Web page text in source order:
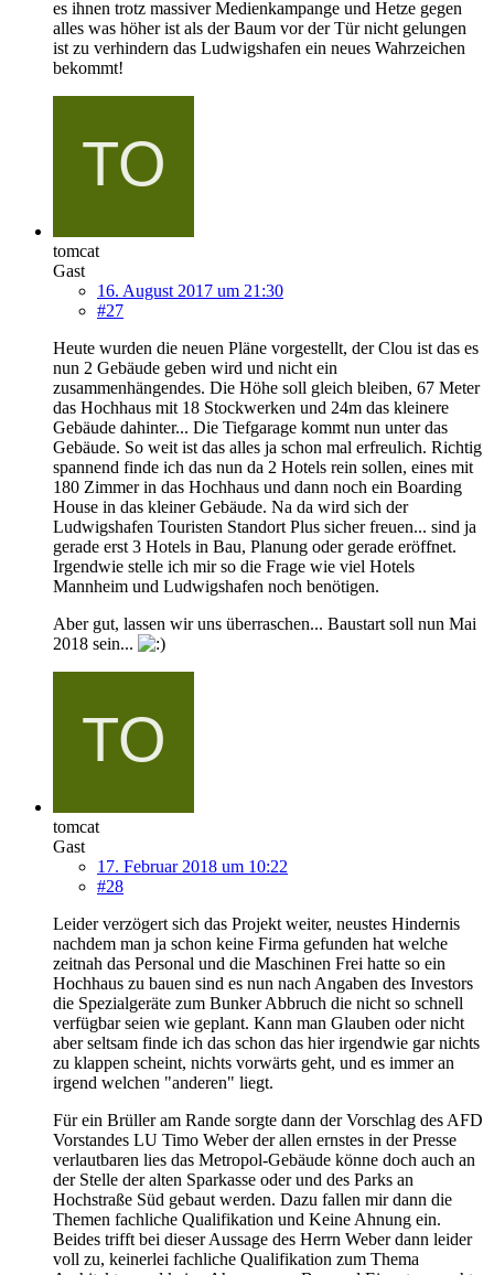
es ihnen trotz massiver Medienkampange und Hetze gegen
alles was höher ist als der Baum vor der Tür nicht gelungen
ist zu verhindern das Ludwigshafen ein neues Wahrzeichen
bekommt!
tomcat
Gast
16. August 2017 um 21:30
#27
Heute wurden die neuen Pläne vorgestellt, der Clou ist das es
nun 2 Gebäude geben wird und nicht ein
zusammenhängendes. Die Höhe soll gleich bleiben, 67 Meter
das Hochhaus mit 18 Stockwerken und 24m das kleinere
Gebäude dahinter... Die Tiefgarage kommt nun unter das
Gebäude. So weit ist das alles ja schon mal erfreulich. Richtig
spannend finde ich das nun da 2 Hotels rein sollen, eines mit
180 Zimmer in das Hochhaus und dann noch ein Boarding
House in das kleiner Gebäude. Na da wird sich der
Ludwigshafen Touristen Standort Plus sicher freuen... sind ja
gerade erst 3 Hotels in Bau, Planung oder gerade eröffnet.
Irgendwie stelle ich mir so die Frage wie viel Hotels
Mannheim und Ludwigshafen noch benötigen.
Aber gut, lassen wir uns überraschen... Baustart soll nun Mai
2018 sein...
tomcat
Gast
17. Februar 2018 um 10:22
#28
Leider verzögert sich das Projekt weiter, neustes Hindernis
nachdem man ja schon keine Firma gefunden hat welche
zeitnah das Personal und die Maschinen Frei hatte so ein
Hochhaus zu bauen sind es nun nach Angaben des Investors
die Spezialgeräte zum Bunker Abbruch die nicht so schnell
verfügbar seien wie geplant. Kann man Glauben oder nicht
aber seltsam finde ich das schon das hier irgendwie gar nichts
zu klappen scheint, nichts vorwärts geht, und es immer an
irgend welchen "anderen" liegt.
Für ein Brüller am Rande sorgte dann der Vorschlag des AFD
Vorstandes LU Timo Weber der allen ernstes in der Presse
verlautbaren lies das Metropol-Gebäude könne doch auch an
der Stelle der alten Sparkasse oder und des Parks an
Hochstraße Süd gebaut werden. Dazu fallen mir dann die
Themen fachliche Qualifikation und Keine Ahnung ein.
Beides trifft bei dieser Aussage des Herrn Weber dann leider
voll zu, keinerlei fachliche Qualifikation zum Thema